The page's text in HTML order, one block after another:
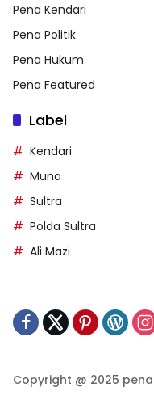
Pena Kendari
Pena Politik
Pena Hukum
Pena Featured
Label
Kendari
Muna
Sultra
Polda Sultra
Ali Mazi
Copyright @ 2025